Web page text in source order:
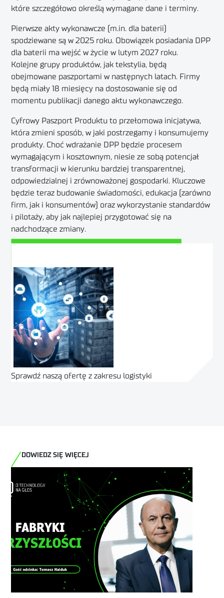
które szczegółowo określą wymagane dane i terminy.
Pierwsze akty wykonawcze (m.in. dla baterii)
spodziewane są w 2025 roku. Obowiązek posiadania DPP
dla baterii ma wejść w życie w lutym 2027 roku.
Kolejne grupy produktów, jak tekstylia, będą
obejmowane paszportami w następnych latach. Firmy
będą miały 18 miesięcy na dostosowanie się od
momentu publikacji danego aktu wykonawczego.
Cyfrowy Paszport Produktu to przełomowa inicjatywa,
która zmieni sposób, w jaki postrzegamy i konsumujemy
produkty. Choć wdrażanie DPP będzie procesem
wymagającym i kosztownym, niesie ze sobą potencjał
transformacji w kierunku bardziej transparentnej,
odpowiedzialnej i zrównoważonej gospodarki. Kluczowe
będzie teraz budowanie świadomości, edukacja (zarówno
firm, jak i konsumentów) oraz wykorzystanie standardów
i pilotaży, aby jak najlepiej przygotować się na
nadchodzące zmiany.
Sprawdź naszą ofertę z zakresu logistyki
DOWIEDZ SIĘ WIĘCEJ